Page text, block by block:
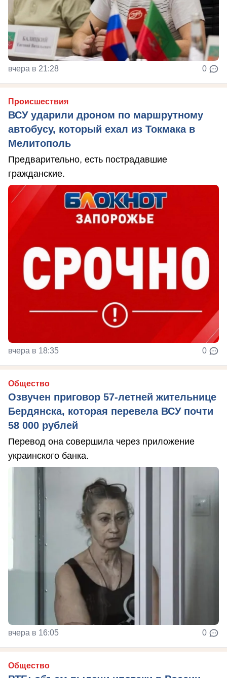
вчера в 21:28 0
Происшествия
ВСУ ударили дроном по маршрутному
автобусу, который ехал из Токмака в
Мелитополь
Предварительно, есть пострадавшие
гражданские.
вчера в 18:35 0
Общество
Озвучен приговор 57-летней жительнице
Бердянска, которая перевела ВСУ почти
58 000 рублей
Перевод она совершила через приложение
украинского банка.
вчера в 16:05 0
Общество